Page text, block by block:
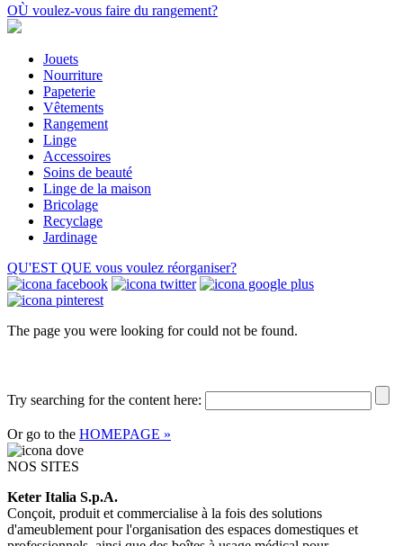
OÙ voulez-vous faire du rangement?
Jouets
Nourriture
Papeterie
Vêtements
Rangement
Linge
Accessoires
Soins de beauté
Linge de la maison
Bricolage
Recyclage
Jardinage
QU'EST QUE vous voulez réorganiser?
The page you were looking for could not be found.
Try searching for the content here:
Or go to the HOMEPAGE »
NOS SITES
Keter Italia S.p.A.
Conçoit, produit et commercialise à la fois des solutions
d'ameublement pour l'organisation des espaces domestiques et